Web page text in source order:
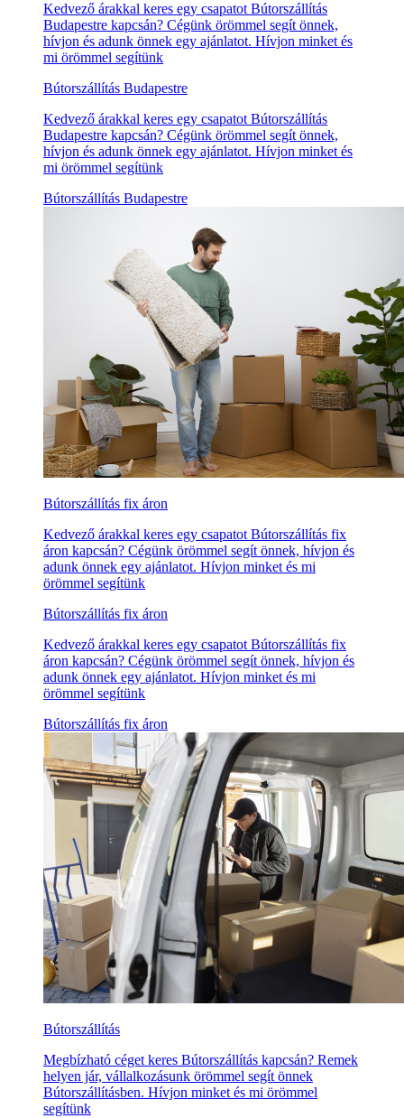
Kedvező árakkal keres egy csapatot Bútorszállítás
Budapestre kapcsán? Cégünk örömmel segít önnek,
hívjon és adunk önnek egy ajánlatot. Hívjon minket és
mi örömmel segítünk
Bútorszállítás Budapestre
Kedvező árakkal keres egy csapatot Bútorszállítás
Budapestre kapcsán? Cégünk örömmel segít önnek,
hívjon és adunk önnek egy ajánlatot. Hívjon minket és
mi örömmel segítünk
Bútorszállítás Budapestre
Bútorszállítás fix áron
Kedvező árakkal keres egy csapatot Bútorszállítás fix
áron kapcsán? Cégünk örömmel segít önnek, hívjon és
adunk önnek egy ajánlatot. Hívjon minket és mi
örömmel segítünk
Bútorszállítás fix áron
Kedvező árakkal keres egy csapatot Bútorszállítás fix
áron kapcsán? Cégünk örömmel segít önnek, hívjon és
adunk önnek egy ajánlatot. Hívjon minket és mi
örömmel segítünk
Bútorszállítás fix áron
Bútorszállítás
Megbízható céget keres Bútorszállítás kapcsán? Remek
helyen jár, vállalkozásunk örömmel segít önnek
Bútorszállításben. Hívjon minket és mi örömmel
segítünk